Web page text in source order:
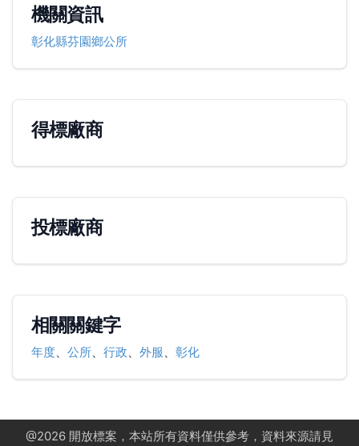
機關資訊
彰化縣芬園鄉公所
得標廠商
投標廠商
相關關鍵字
年度、 公所、 行政 外服 彰化
@2026 開放標案，本站所有資料僅供參考，資料來源請見